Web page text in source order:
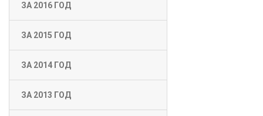
ЗА 2016 ГОД
ЗА 2015 ГОД
ЗА 2014 ГОД
ЗА 2013 ГОД